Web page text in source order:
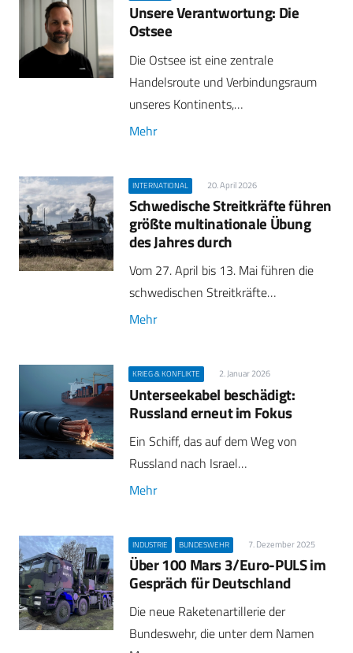
Unsere Verantwortung: Die
Ostsee
Die Ostsee ist eine zentrale
Handelsroute und Verbindungsraum
unseres Kontinents,…
Mehr
INTERNATIONAL 20. April 2026
Schwedische Streitkräfte führen
größte multinationale Übung
des Jahres durch
Vom 27. April bis 13. Mai führen die
schwedischen Streitkräfte…
Mehr
KRIEG & KONFLIKTE 2. Januar 2026
Unterseekabel beschädigt:
Russland erneut im Fokus
Ein Schiff, das auf dem Weg von
Russland nach Israel…
Mehr
INDUSTRIE BUNDESWEHR 7. Dezember 2025
Über 100 Mars 3/Euro-PULS im
Gespräch für Deutschland
Die neue Raketenartillerie der
Bundeswehr, die unter dem Namen